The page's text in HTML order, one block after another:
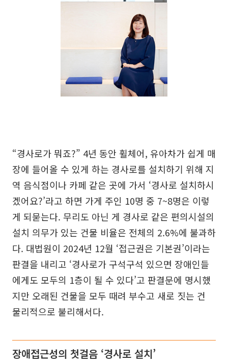
“경사로가 뭐죠?” 4년 동안 휠체어, 유아차가 쉽게 매
장에 들어올 수 있게 하는 경사로를 설치하기 위해 지
역 음식점이나 카페 같은 곳에 가서 ‘경사로 설치하시
겠어요?’라고 하면 가게 주인 10명 중 7~8명은 이렇
게 되묻는다. 무리도 아닌 게 경사로 같은 편의시설의
설치 의무가 있는 건물 비율은 전체의 2.6%에 불과하
다. 대법원이 2024년 12월 ‘접근권은 기본권’이라는
판결을 내리고 ‘경사로가 구석구석 있으면 장애인들
에게도 모두의 1층이 될 수 있다’고 판결문에 명시했
지만 오래된 건물을 모두 때려 부수고 새로 짓는 건
물리적으로 불리해서다.
장애접근성의 첫걸음 ‘경사로 설치’